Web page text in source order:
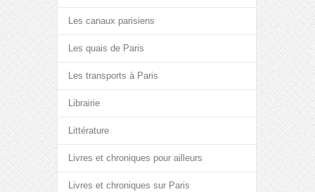
Les canaux parisiens
Les quais de Paris
Les transports à Paris
Librairie
Littérature
Livres et chroniques pour ailleurs
Livres et chroniques sur Paris